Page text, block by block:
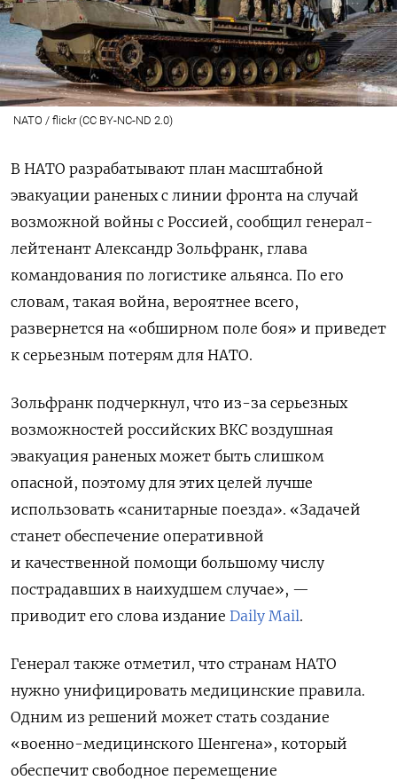
NATO / flickr (CC BY-NC-ND 2.0)
В НАТО разрабатывают план масштабной
эвакуации раненых с линии фронта на случай
возможной войны с Россией, сообщил генерал-
лейтенант Александр Зольфранк, глава
командования по логистике альянса. По его
словам, такая война, вероятнее всего,
развернется на «обширном поле боя» и приведет
к серьезным потерям для НАТО.
Зольфранк подчеркнул, что из-за серьезных
возможностей российских ВКС воздушная
эвакуация раненых может быть слишком
опасной, поэтому для этих целей лучше
использовать «санитарные поезда». «Задачей
станет обеспечение оперативной
и качественной помощи большому числу
пострадавших в наихудшем случае», —
приводит его слова издание Daily Mail.
Генерал также отметил, что странам НАТО
нужно унифицировать медицинские правила.
Одним из решений может стать создание
«военно-медицинского Шенгена», который
обеспечит свободное перемещение